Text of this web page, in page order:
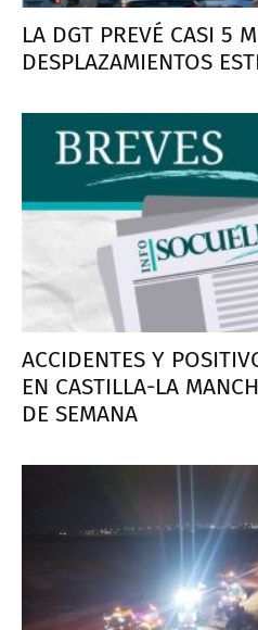
LA DGT PREVÉ CASI 5
DESPLAZAMIENTOS
ACCIDENTES Y
EN CASTILLA-LA
DE SEMANA